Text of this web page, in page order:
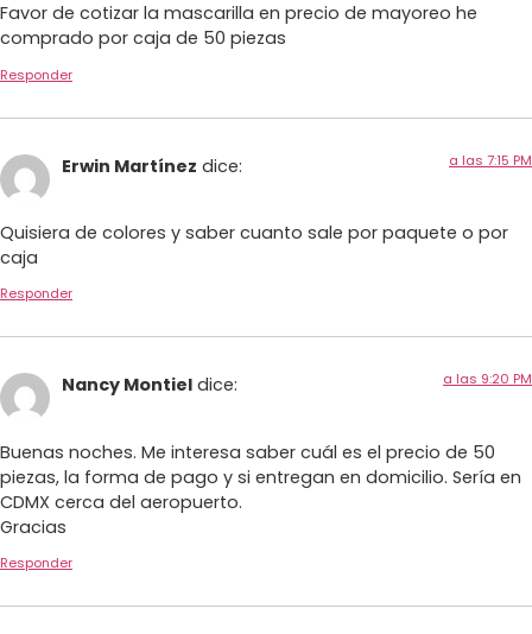
Favor de cotizar la mascarilla en precio de mayoreo he
comprado por caja de 50 piezas
Responder
Erwin Martínez dice: a las 7:15 PM
Quisiera de colores y saber cuanto sale por paquete o por
caja
Responder
Nancy Montiel dice: a las 9:20 PM
Buenas noches. Me interesa saber cuál es el precio de 50
piezas, la forma de pago y si entregan en domicilio. Sería en
CDMX cerca del aeropuerto.
Gracias
Responder